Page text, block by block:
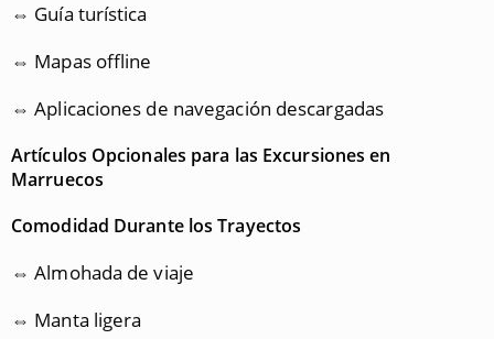
⇔ Guía turística
⇔ Mapas offline
⇔ Aplicaciones de navegación descargadas
Artículos Opcionales para las Excursiones en
Marruecos
Comodidad Durante los Trayectos
⇔ Almohada de viaje
⇔ Manta ligera